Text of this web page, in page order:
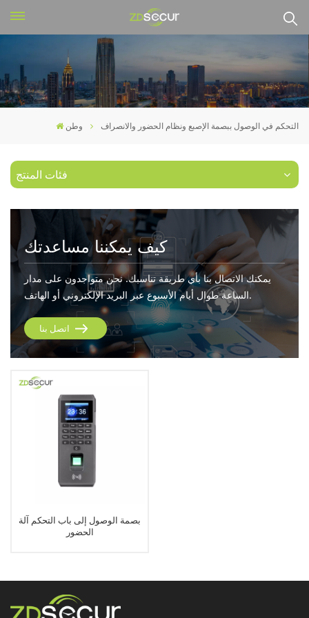
وطن التحكم في الوصول ببصمة الإصبع ونظام الحضور والانصراف
فئات المنتج
كيف يمكننا مساعدتك
يمكنك الاتصال بنا بأي طريقة تناسبك. نحن متواجدون على مدار
الساعة طوال أيام الأسبوع عبر البريد الإلكتروني أو الهاتف.
اتصل بنا
بصمة الوصول إلى باب التحكم آلة
الحضور